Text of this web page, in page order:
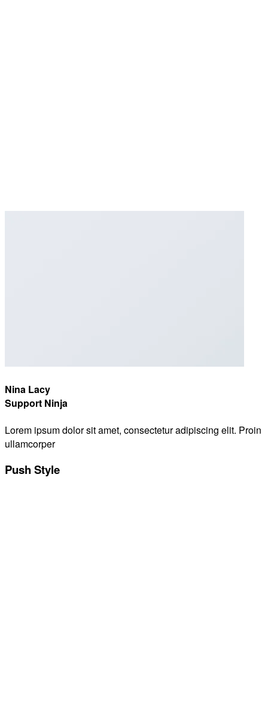
Nina Lacy
Support Ninja
Lorem ipsum dolor sit amet, consectetur adipiscing elit. Proin
ullamcorper
Push Style